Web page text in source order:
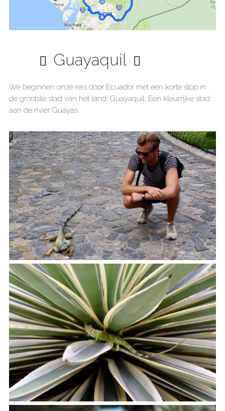
Guayaquil
We beginnen onze reis door Ecuador met een korte stop in
de grootste stad van het land: Guayaquil. Een kleurrijke stad
aan de rivier Guayas.